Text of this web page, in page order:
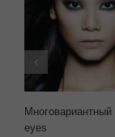
eyes